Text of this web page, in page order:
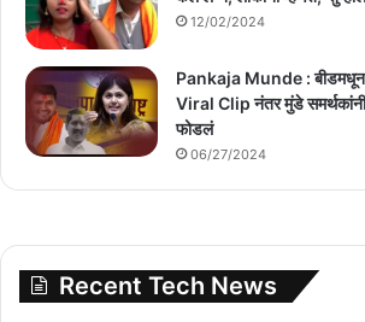
12/02/2024
Pankaja Munde : बीडमधून
Viral Clip नंतर मुंडे
फोडलं
06/27/2024
Recent Tech News